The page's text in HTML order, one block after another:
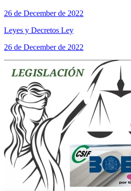
26 de December de 2022
Leyes y Decretos Ley
26 de December de 2022